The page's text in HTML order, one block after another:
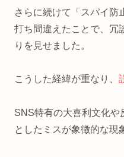
さらに続けて「スパイ防
打ち間違えたことで、冗
りを見せました。
こうした経緯が重なり、
SNS特有の大喜利文化や
としたミスが象徴的な現